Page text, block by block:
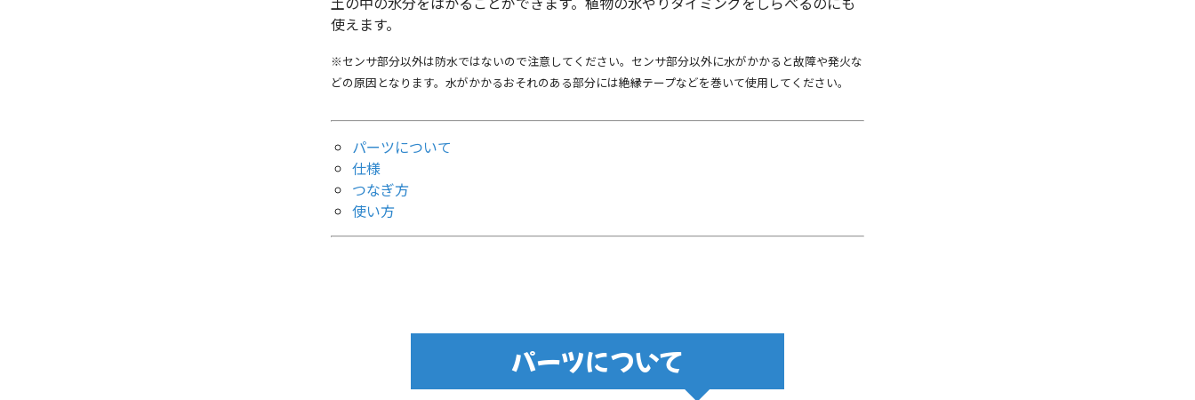
使えます。
※センサ部分以外は防水ではないので注意してください。センサ部分以外に水がかかると故障や発火な
どの原因となります。水がかかるおそれのある部分には絶縁テープなどを巻いて使用してください。
パーツについて
仕様
つなぎ方
使い方
パーツについて